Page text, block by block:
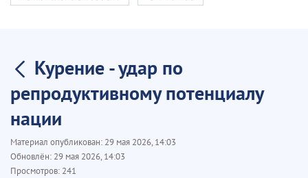
Курение - удар по
репродуктивному потенциалу
нации
Материал опубликован: 29 мая 2026, 14:03
Обновлён: 29 мая 2026, 14:03
Просмотров: 241